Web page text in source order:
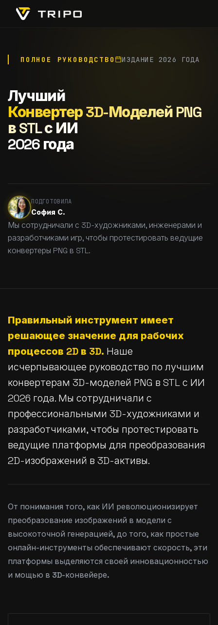
ПОЛНОЕ РУКОВОДСТВО ИЗДАНИЕ 2026 ГОДА
Лучший
Конвертер 3D-Моделей PNG
в STL с ИИ
2026 года
ПОДГОТОВИЛА
София С.
Мы сотрудничали с 3D-художниками, инженерами и
разработчиками игр, чтобы протестировать ведущие
конвертеры PNG в STL.
Правильный инструмент имеет
решающее значение для рабочих
процессов 2D в 3D. Наше
исчерпывающее руководство по лучшим
конвертерам 3D-моделей PNG в STL с ИИ
2026 года. Мы сотрудничали с
профессиональными 3D-художниками и
разработчиками, чтобы протестировать
ведущие платформы для преобразования
2D-изображений в 3D-активы.
От понимания того, как ИИ революционизирует
преобразование изображений в модели с
высокоточной генерацией, до того, как простые
онлайн-инструменты обеспечивают скорость, эти
платформы выделяются своей инновационностью
и мощью в 3D-конвейере.